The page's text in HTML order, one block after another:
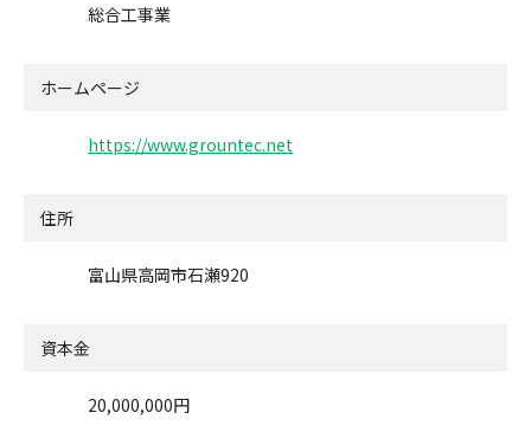
総合工事業
ホームページ
https://www.grountec.net
住所
富山県高岡市石瀬920
資本金
20,000,000円